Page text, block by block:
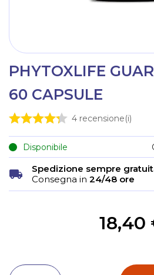
PHYTOXLIFE
60 CAPSULE
4 recensione(i)
Disponibile
Spedizione sempre
Consegna in 24/48 ore
18,40